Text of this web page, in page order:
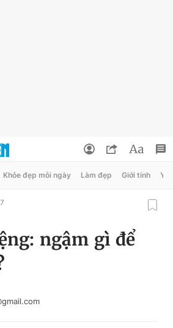
BÁO
Khỏe đẹp mỗi ngày Làm đẹp Giới tính Y
ngậm gì để